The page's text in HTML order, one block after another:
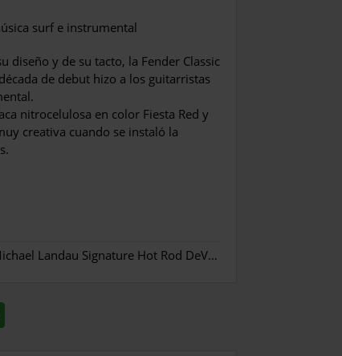
surf e instrumental
diseño y de su tacto, la Fender Classic
de debut hizo a los guitarristas
nitrocelulosa en color Fiesta Red y
creativa cuando se instaló la
Fender Michael Landau Signature Hot Rod DeVille™ ML.